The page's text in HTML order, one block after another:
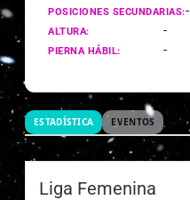
POSICIONES SECUNDARIAS:-
ALTURA: -
PIERNA HÁBIL: -
ESTADÍSTICA EVENTOS
Liga Femenina